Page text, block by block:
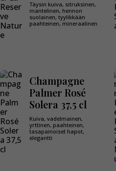
Täysin kuiva, sitruksinen,
mantelinen, hennon
suolainen, tyylikkään
paahteinen, mineraalinen
Champagne
Palmer Rosé
Solera 37,5 cl
Kuiva, vadelmainen,
yrttinen, paahteinen,
tasapainoiset hapot,
elegantti